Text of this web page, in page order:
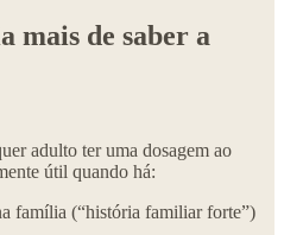
mais de saber a
adulto ter uma dosagem ao
útil quando há:
família (“história familiar forte”)